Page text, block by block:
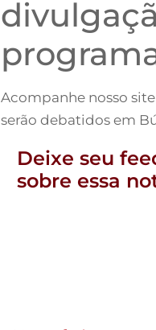
Acompanhe nosso
serão debatidos em
Deixe seu
sobre essa